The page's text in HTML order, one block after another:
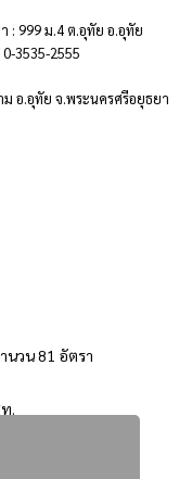
: 999 ม.4 ต.อุทัย อ.อุทัย
3535-2555
อ.อุทัย จ.พระนครศรีอยุธยา
นวน 81 อัตรา
.